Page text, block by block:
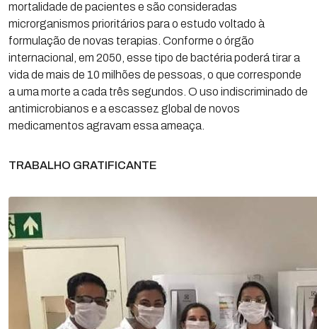
mortalidade de pacientes e são consideradas
microrganismos prioritários para o estudo voltado à
formulação de novas terapias. Conforme o órgão
internacional, em 2050, esse tipo de bactéria poderá tirar a
vida de mais de 10 milhões de pessoas, o que corresponde
a uma morte a cada três segundos. O uso indiscriminado de
antimicrobianos e a escassez global de novos
medicamentos agravam essa ameaça.
TRABALHO GRATIFICANTE